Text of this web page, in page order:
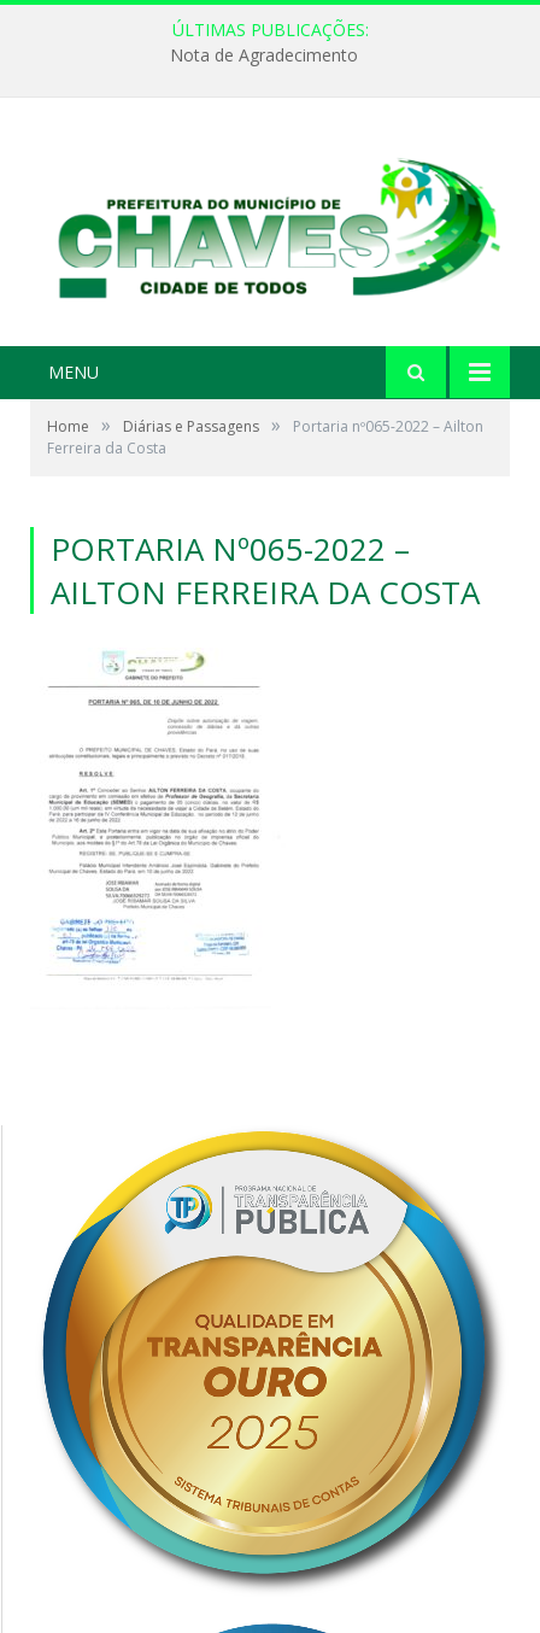
ÚLTIMAS PUBLICAÇÕES:
Nota de Agradecimento
MENU
Home » Diárias e Passagens »
Portaria nº065-2022 – Ailton
Ferreira da Costa
PORTARIA Nº065-2022 –
AILTON FERREIRA DA COSTA